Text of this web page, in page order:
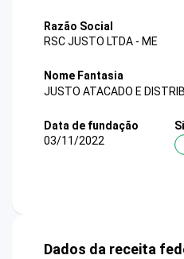
Razão Social
RSC JUSTO LTDA - ME
Nome Fantasia
JUSTO ATACADO E
Data de fundação
03/11/2022
Dados da receita